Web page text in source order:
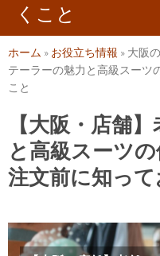
くこと
ホーム » お役立ち情報 » 大阪
テーラーの魅力と高級スーツ
こと
【大阪・店舗
と高級スーツ
注文前に知っ